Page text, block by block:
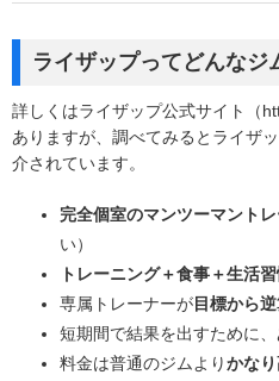
ライザップってどんなジ
詳しくはライザップ公式サイト（
ありますが、調べてみるとライザ
介されています。
完全個室のマンツーマント
い）
トレーニング＋食事＋生活
専属トレーナーが目標から
短期間で結果を出すために、
料金は普通のジムよりかな